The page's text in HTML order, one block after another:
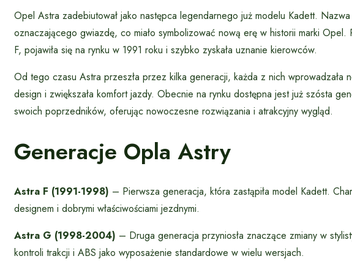
Opel Astra zadebiutował jako następca legendarnego już modelu Kadett.
oznaczającego gwiazdę, co miało symbolizować nową erę w historii marki
F, pojawiła się na rynku w 1991 roku i szybko zyskała uznanie kierowców.
Od tego czasu Astra przeszła przez kilka generacji, każda z nich wprowadzała
design i zwiększała komfort jazdy. Obecnie na rynku dostępna jest już szósta
swoich poprzedników, oferując nowoczesne rozwiązania i atrakcyjny wygląd.
Generacje Opla Astry
Astra F (1991-1998) – Pierwsza generacja, która zastąpiła model Kadett.
designem i dobrymi właściwościami jezdnymi.
Astra G (1998-2004) – Druga generacja przyniosła znaczące zmiany w
kontroli trakcji i ABS jako wyposażenie standardowe w wielu wersjach.